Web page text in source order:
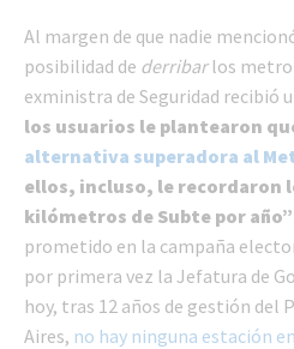
Al margen de que nadie
posibilidad de derribarlos
exministra de Seguridad recibió
los usuarios le plantearon
alternativa superadora al
ellos, incluso, le recordaron
kilómetros de Subte por año”
prometido en la campaña
por primera vez la Jefatura de
hoy, tras 12 años de gestión del
Aires, no hay ninguna estación